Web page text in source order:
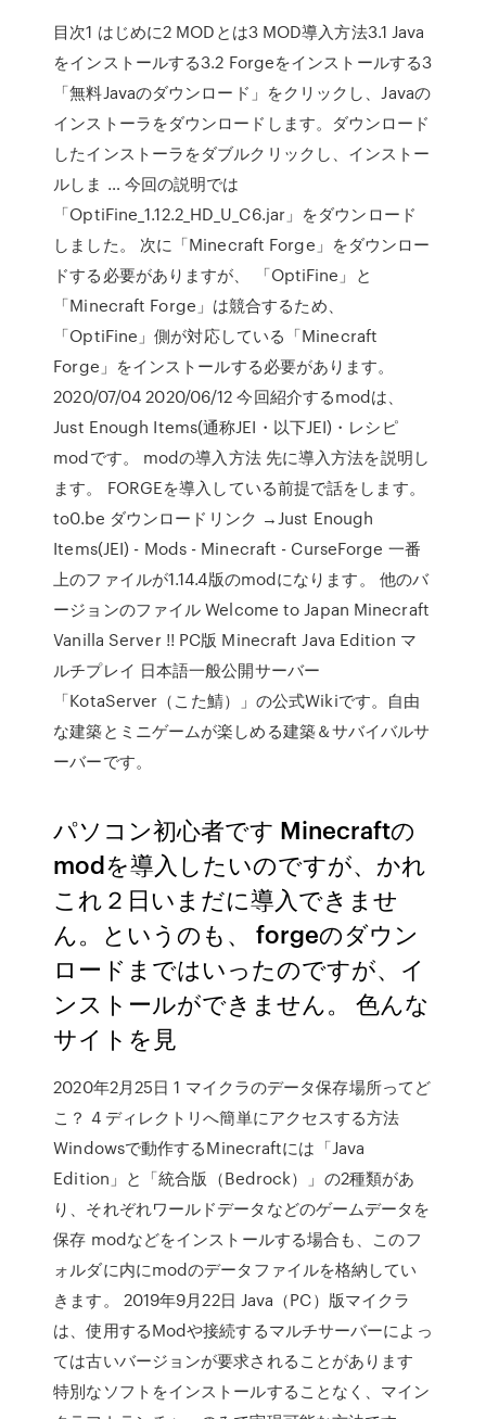
目次1 はじめに2 MODとは3 MOD導入方法3.1 Java
をインストールする3.2 Forgeをインストールする3
「無料Javaのダウンロード」をクリックし、Javaの
インストーラをダウンロードします。ダウンロード
したインストーラをダブルクリックし、インストー
ルしま … 今回の説明では
「OptiFine_1.12.2_HD_U_C6.jar」をダウンロード
しました。 次に「Minecraft Forge」をダウンロー
ドする必要がありますが、 「OptiFine」と
「Minecraft Forge」は競合するため、
「OptiFine」側が対応している「Minecraft
Forge」をインストールする必要があります。
2020/07/04 2020/06/12 今回紹介するmodは、
Just Enough Items(通称JEI・以下JEI)・レシピ
modです。 modの導入方法 先に導入方法を説明し
ます。 FORGEを導入している前提で話をします。
to0.be ダウンロードリンク →Just Enough
Items(JEI) - Mods - Minecraft - CurseForge 一番
上のファイルが1.14.4版のmodになります。 他のバ
ージョンのファイル Welcome to Japan Minecraft
Vanilla Server !! PC版 Minecraft Java Edition マ
ルチプレイ 日本語一般公開サーバー
「KotaServer（こた鯖）」の公式Wikiです。自由
な建築とミニゲームが楽しめる建築＆サバイバルサ
ーバーです。
パソコン初心者です Minecraftの
modを導入したいのですが、かれ
これ２日いまだに導入できませ
ん。というのも、 forgeのダウン
ロードまではいったのですが、イ
ンストールができません。 色んな
サイトを見
2020年2月25日 1 マイクラのデータ保存場所ってど
こ？ 4 ディレクトリへ簡単にアクセスする方法
Windowsで動作するMinecraftには「Java
Edition」と「統合版（Bedrock）」の2種類があ
り、それぞれワールドデータなどのゲームデータを
保存 modなどをインストールする場合も、このフ
ォルダに内にmodのデータファイルを格納してい
きます。 2019年9月22日 Java（PC）版マイクラ
は、使用するModや接続するマルチサーバーによっ
ては古いバージョンが要求されることがあります
特別なソフトをインストールすることなく、マイン